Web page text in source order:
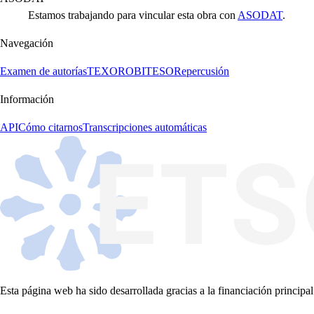
Estamos trabajando para vincular esta obra con ASODAT.
Navegación
Examen de autoríasTEXOROBITESORepercusión
Información
APICómo citarnosTranscripciones automáticas
Esta página web ha sido desarrollada gracias a la financiación